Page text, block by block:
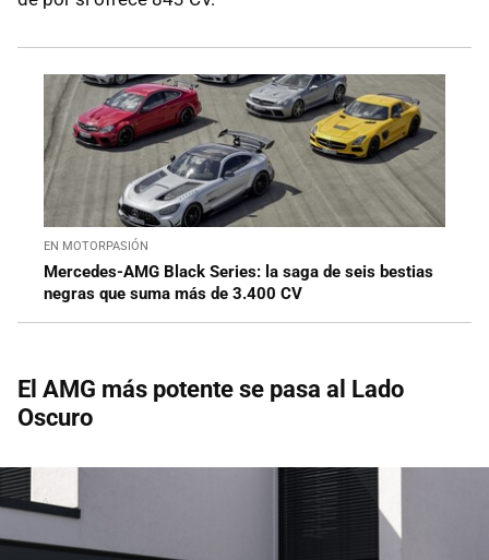
EN MOTORPASIÓN
Mercedes-AMG Black Series: la saga de seis bestias
negras que suma más de 3.400 CV
El AMG más potente se pasa al Lado
Oscuro